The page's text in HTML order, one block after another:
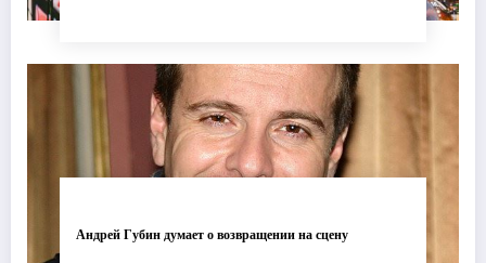
Андрей Губин думает о возвращении на сцену